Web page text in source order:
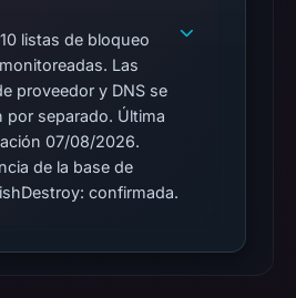
observations:
Google
Safe
Browsing
recorded
no
listas de bloqueo
Las
proveedor y DNS se
por separado. Última
07/08/2026.
de la base de
confirmada.